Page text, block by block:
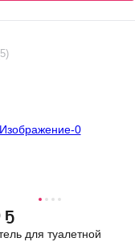
5)
Ҕ
для туалетной